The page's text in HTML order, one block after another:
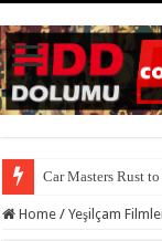
Car Masters Rust
Home / Yeşilçam